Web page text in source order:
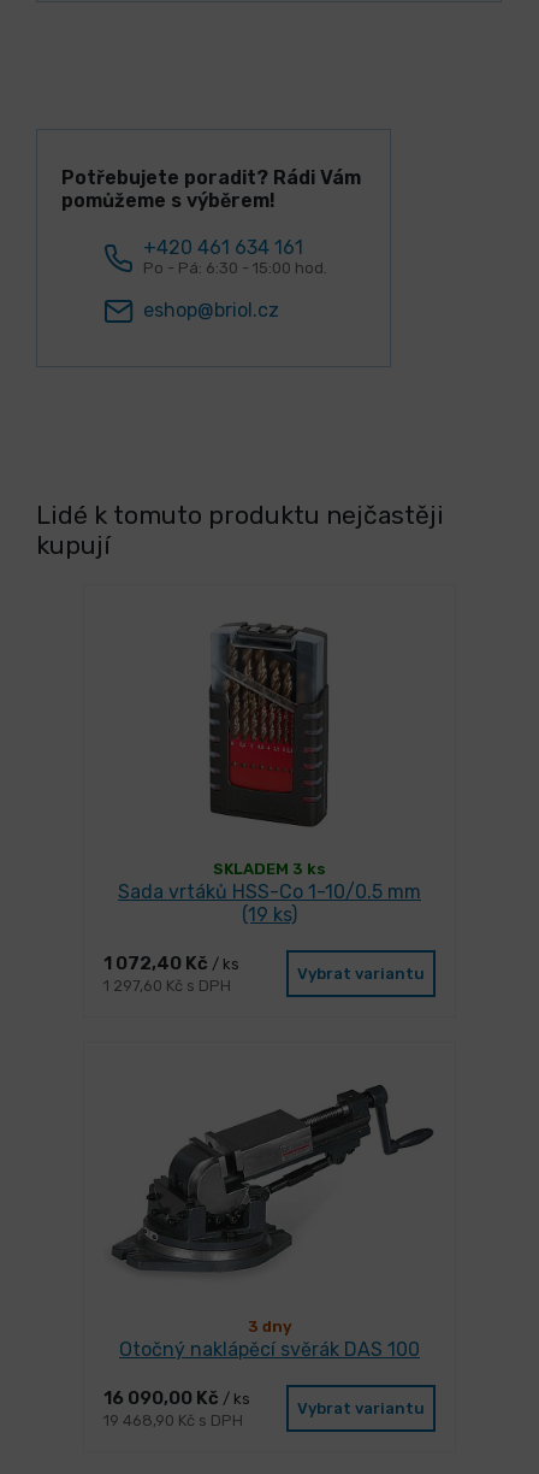
Potřebujete poradit? Rádi Vám
pomůžeme s výběrem!
+420 461 634 161
Po - Pá: 6:30 - 15:00 hod.
eshop@briol.cz
Lidé k tomuto produktu nejčastěji
kupují
SKLADEM 3 ks
Sada vrtáků HSS-Co 1-10/0.5 mm
(19 ks)
1 072,40 Kč / ks
1 297,60 Kč s DPH
Vybrat variantu
3 dny
Otočný naklápěcí svěrák DAS 100
16 090,00 Kč / ks
19 468,90 Kč s DPH
Vybrat variantu